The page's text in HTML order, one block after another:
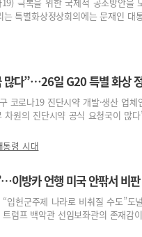
는 특별화상정상회의에는 문재인
많다”…26일 G20 특별 화상
코로나19 진단시약 개발·생산 업체
차원의 진단시약 공식 요청국이
통령 시대
이방카 언행 미국 안팎서 비판
헌군주제 나라로 비춰질 수도”도
트럼프 백악관 선임보좌관의 존재